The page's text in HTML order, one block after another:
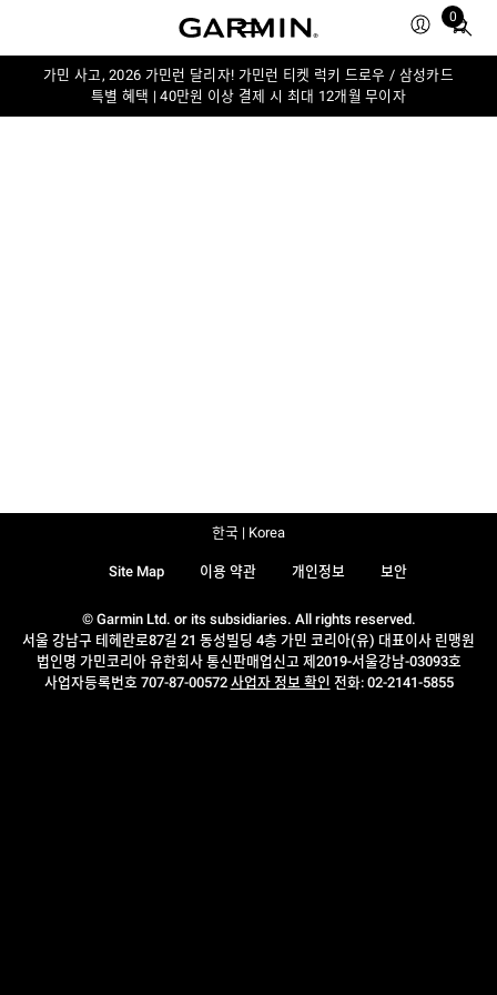
0
Total
in
가민 사고, 2026 가민런 달리자! 가민런 티켓 럭키 드로우 / 삼성카드
특별 혜택 | 40만원 이상 결제 시 최대 12개월 무이자
© Garmin Ltd. or its subsidiaries. All rights reserved.
서울 강남구 테헤란로87길 21 동성빌딩 4층 가민 코리아(유) 대표이사 린맹원
법인명 가민코리아 유한회사 통신판매업신고 제2019-서울강남-03093호
사업자등록번호 707-87-00572 사업자 정보 확인 전화: 02-2141-5855
Site Map 이용 약관 개인정보 보안
한국 | Korea